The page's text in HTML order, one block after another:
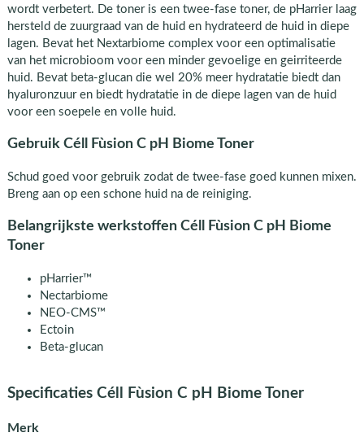
wordt verbetert. De toner is een twee-fase toner, de pHarrier laag
hersteld de zuurgraad van de huid en hydrateerd de huid in diepe
lagen. Bevat het Nextarbiome complex voor een optimalisatie
van het microbioom voor een minder gevoelige en geirriteerde
huid. Bevat beta-glucan die wel 20% meer hydratatie biedt dan
hyaluronzuur en biedt hydratatie in de diepe lagen van de huid
voor een soepele en volle huid.
Gebruik Céll Fùsion C pH Biome Toner
Schud goed voor gebruik zodat de twee-fase goed kunnen mixen.
Breng aan op een schone huid na de reiniging.
Belangrijkste werkstoffen Céll Fùsion C pH Biome
Toner
pHarrier™
Nectarbiome
NEO-CMS™
Ectoin
Beta-glucan
Specificaties Céll Fùsion C pH Biome Toner
Merk